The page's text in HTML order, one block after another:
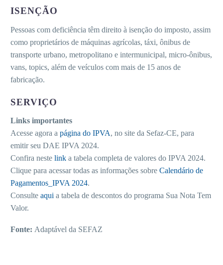
ISENÇÃO
Pessoas com deficiência têm direito à isenção do imposto, assim
como proprietários de máquinas agrícolas, táxi, ônibus de
transporte urbano, metropolitano e intermunicipal, micro-ônibus,
vans, topics, além de veículos com mais de 15 anos de
fabricação.
SERVIÇO
Links importantes
Acesse agora a página do IPVA, no site da Sefaz-CE, para
emitir seu DAE IPVA 2024.
Confira neste link a tabela completa de valores do IPVA 2024.
Clique para acessar todas as informações sobre Calendário de
Pagamentos_IPVA 2024.
Consulte aqui a tabela de descontos do programa Sua Nota Tem
Valor.
Fonte: Adaptável da SEFAZ